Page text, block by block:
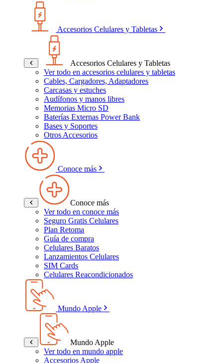
Accesorios Celulares y Tabletas
Accesorios Celulares y Tabletas
Ver todo en accesorios celulares y tabletas
Cables, Cargadores, Adaptadores
Carcasas y estuches
Audífonos y manos libres
Memorias Micro SD
Baterías Externas Power Bank
Bases y Soportes
Otros Accesorios
Conoce más
Conoce más
Ver todo en conoce más
Seguro Gratis Celulares
Plan Retoma
Guía de compra
Celulares Baratos
Lanzamientos Celulares
SIM Cards
Celulares Reacondicionados
Mundo Apple
Mundo Apple
Ver todo en mundo apple
Accesorios Apple